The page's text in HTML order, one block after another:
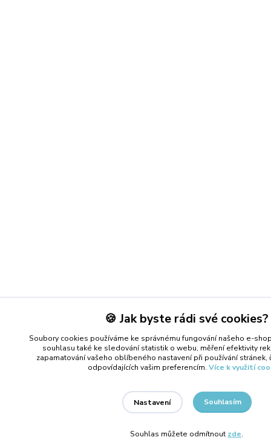
🍪 Jak byste rádi své cookies?
Soubory cookies používáme ke správnému fungování našeho e-
souhlasu také ke sledování statistik o webu, měření efektivity
zapamatování vašeho oblíbeného nastavení při používání stránek,
odpovídajících vašim preferencím.Více k využití
Nastavení Souhlasím
Souhlas můžete odmítnout zde.